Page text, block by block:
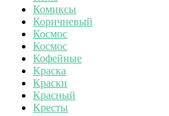
Комиксы
Коричневый
Космос
Космос
Кофейные
Краска
Краски
Красный
Кресты